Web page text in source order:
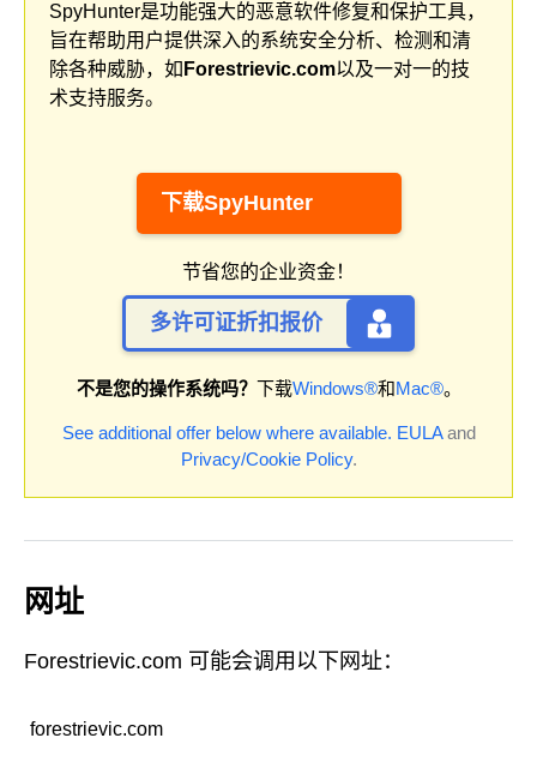
SpyHunter是功能强大的恶意软件修复和保护工具，
旨在帮助用户提供深入的系统安全分析、检测和清
除各种威胁，如 Forestrievic.com以及一对一的技
术支持服务。
下载SpyHunter
节省您的企业资金！
多许可证折扣报价
不是您的操作系统吗？ 下载Windows®和Mac®。
See additional offer below where available. EULAand
Privacy/Cookie Policy.
网址
Forestrievic.com 可能会调用以下网址：
forestrievic.com